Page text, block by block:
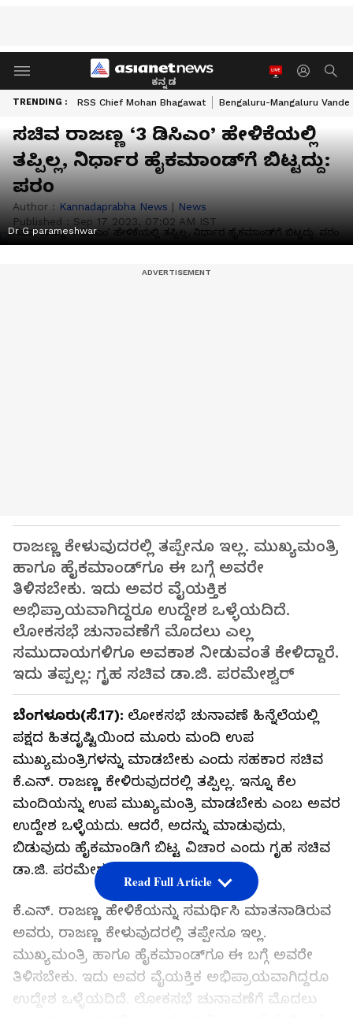
ಕನ್ನಡ
TRENDING : RSS Chief Mohan Bhagawat Bengaluru-Mangaluru
ಸಚಿವ ರಾಜಣ್ಣ ‘3 ಡಿಸಿಎಂ’ ಹೇಳಿಕೆಯಲ್ಲಿ
ತಪ್ಪಿಲ್ಲ, ನಿರ್ಧಾರ ಹೈಕಮಾಂಡ್‌ಗೆ ಬಿಟ್ಟದ್ದು:
ಪರಂ
Author : Kannadaprabha News | News
Published : Sep 17 2023, 07:02 AM IST
Dr G parameshwar
ರಾಜಣ್ಣ ಕೇಳುವುದರಲ್ಲಿ ತಪ್ಪೇನೂ ಇಲ್ಲ. ಮುಖ್ಯಮಂತ್ರಿ
ಹಾಗೂ ಹೈಕಮಾಂಡ್‌ಗೂ ಈ ಬಗ್ಗೆ ಅವರೇ
ತಿಳಿಸಬೇಕು. ಇದು ಅವರ ವೈಯಕ್ತಿಕ
ಅಭಿಪ್ರಾಯವಾಗಿದ್ದರೂ ಉದ್ದೇಶ ಒಳ್ಳೆಯದಿದೆ.
ಲೋಕಸಭೆ ಚುನಾವಣೆಗೆ ಮೊದಲು ಎಲ್ಲ
ಸಮುದಾಯಗಳಿಗೂ ಅವಕಾಶ ನೀಡುವಂತೆ ಕೇಳಿದ್ದಾರೆ.
ಇದು ತಪ್ಪಲ್ಲ: ಗೃಹ ಸಚಿವ ಡಾ.ಜಿ. ಪರಮೇಶ್ವರ್‌
ಬೆಂಗಳೂರು(ಸೆ.17): ಲೋಕಸಭೆ ಚುನಾವಣೆ ಹಿನ್ನೆಲೆಯಲ್ಲಿ
ಪಕ್ಷದ ಹಿತದೃಷ್ಟಿಯಿಂದ ಮೂರು ಮಂದಿ ಉಪ
ಮುಖ್ಯಮಂತ್ರಿಗಳನ್ನು ಮಾಡಬೇಕು ಎಂದು ಸಹಕಾರ ಸಚಿವ
ಕೆ.ಎನ್‌. ರಾಜಣ್ಣ ಕೇಳಿರುವುದರಲ್ಲಿ ತಪ್ಪಿಲ್ಲ. ಇನ್ನೂ ಕೆಲ
ಮಂದಿಯನ್ನು ಉಪ ಮುಖ್ಯಮಂತ್ರಿ ಮಾಡಬೇಕು ಎಂಬ ಅವರ
ಉದ್ದೇಶ ಒಳ್ಳೆಯದು. ಆದರೆ, ಅದನ್ನು ಮಾಡುವುದು,
ಬಿಡುವುದು ಹೈಕಮಾಂಡಿಗೆ ಬಿಟ್ಟ ವಿಚಾರ ಎಂದು ಗೃಹ ಸಚಿವ
ಡಾ.ಜಿ. ಪರಮೇಶ್ವರ್‌ ಹೇಳಿದ್ದಾರೆ.
ಕೆ.ಎನ್‌. ರಾಜಣ್ಣ ಹೇಳಿಕೆಯನ್ನು ಸಮರ್ಥಿಸಿ ಮಾತನಾಡಿರುವ
ಅವರು, ರಾಜಣ್ಣ ಕೇಳುವುದರಲ್ಲಿ ತಪ್ಪೇನೂ ಇಲ್ಲ.
ಮುಖ್ಯಮಂತ್ರಿ ಹಾಗೂ ಹೈಕಮಾಂಡ್‌ಗೂ ಈ ಬಗ್ಗೆ ಅವರೇ
ತಿಳಿಸಬೇಕು. ಇದು ಅವರ ವೈಯಕ್ತಿಕ ಅಭಿಪ್ರಾಯವಾಗಿದ್ದರೂ
ಉದ್ದೇಶ ಒಳ್ಳೆಯದಿದೆ. ಲೋಕಸಭೆ ಚುನಾವಣೆಗೆ ಮೊದಲು
Read Full Article